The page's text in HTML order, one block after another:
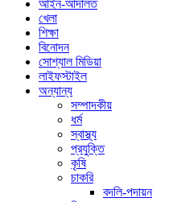
আইন-আদালত
খেলা
শিক্ষা
বিনোদন
সোশ্যাল মিডিয়া
লাইফস্টাইল
অন্যান্য
সম্পাদকীয়
ধর্ম
স্বাস্থ্য
প্রযুক্তি
কৃষি
চাকরি
বদলি-পদায়ন